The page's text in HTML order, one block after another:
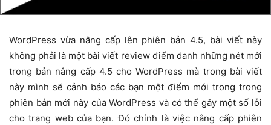
WordPress vừa nâng cấp lên phiên bản 4.5, bài viết này
không phải là một bài viết review điểm danh những nét mới
trong bản nâng cấp 4.5 cho WordPress mà trong bài viết
này mình sẽ cảnh báo các bạn một điểm mới trong trong
phiên bản mới này của WordPress và có thể gây một số lỗi
cho trang web của bạn. Đó chính là việc nâng cấp phiên